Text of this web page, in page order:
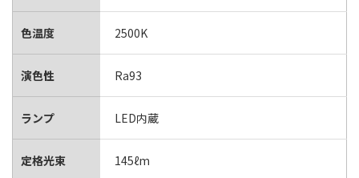
色温度 2500K
演色性 Ra93
ランプ LED内蔵
定格光束 145ℓm